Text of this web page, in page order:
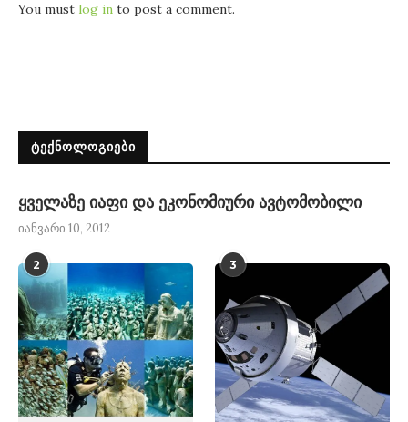
You must log in to post a comment.
ᲢᲔᲥᲜᲝᲚᲝᲒᲘᲔᲑᲘ
ყველაზე იაფი და ეკონომიური ავტომობილი
იანვარი 10, 2012
2 3